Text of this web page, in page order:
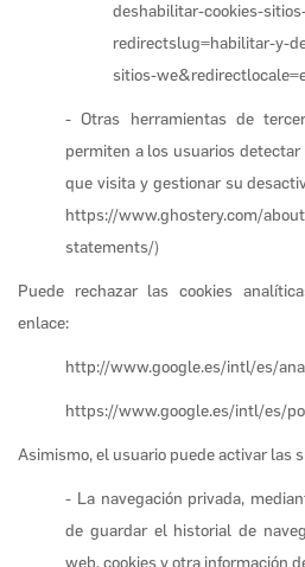
deshabilitar-cookies-
redirectslug=habilitar-y-
sitios-
- Otras herramientas de
permiten a los usuarios
que visita y gestionar su
https://www.ghostery.com/
statements/)
Puede rechazar las cookies
enlace:
http://www.google.es/intl/es/
https://www.google.es/intl/es/
Asimismo, el usuario puede activar las
- La navegación privada,
de guardar el historial de
web, cookies y otra información